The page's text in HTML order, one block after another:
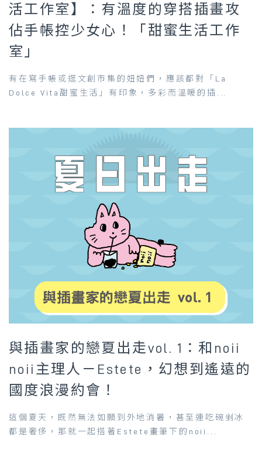
活工作室】：有溫度的穿搭插畫攻
佔手帳控少女心！「甜蜜生活工作
室」
有在寫手帳或逛文創市集的妞妞們，應該都對「La
Dolce Vita甜蜜生活」有印象，多彩而溫暖的插...
與插畫家的戀夏出走vol. 1：和noii
noii主理人－Estete，幻想到遙遠的
國度浪漫約會！
這個夏天，既然無法如願到外地消暑，甚至連吃碗剉冰
都是奢侈，那就一起搭著Estete畫筆下的noii...